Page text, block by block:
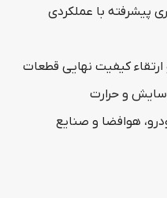
through
پیشرفته با عملکردی
ارتقاء کیفیت نهایی قطعات
سایش و حرارت
هوافضا و صنایع